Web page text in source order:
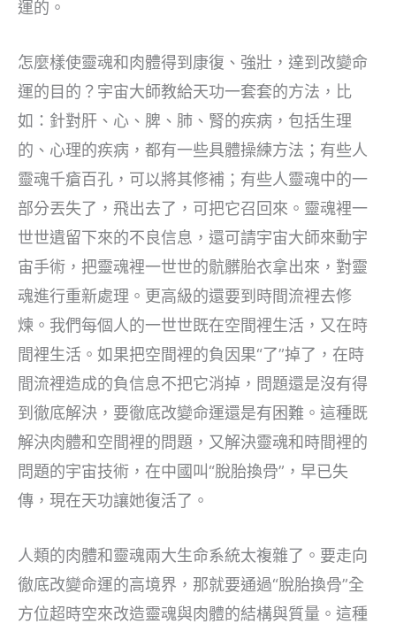
運的。
怎麼樣使靈魂和肉體得到康復、強壯，達到改變命
運的目的？宇宙大師教給天功一套套的方法，比
如：針對肝、心、脾、肺、腎的疾病，包括生理
的、心理的疾病，都有一些具體操練方法；有些人
靈魂千瘡百孔，可以將其修補；有些人靈魂中的一
部分丟失了，飛出去了，可把它召回來。靈魂裡一
世世遺留下來的不良信息，還可請宇宙大師來動宇
宙手術，把靈魂裡一世世的骯髒胎衣拿出來，對靈
魂進行重新處理。更高級的還要到時間流裡去修
煉。我們每個人的一世世既在空間裡生活，又在時
間裡生活。如果把空間裡的負因果“了”掉了，在時
間流裡造成的負信息不把它消掉，問題還是沒有得
到徹底解決，要徹底改變命運還是有困難。這種既
解決肉體和空間裡的問題，又解決靈魂和時間裡的
問題的宇宙技術，在中國叫“脫胎換骨”，早已失
傳，現在天功讓她復活了。
人類的肉體和靈魂兩大生命系統太複雜了。要走向
徹底改變命運的高境界，那就要通過“脫胎換骨”全
方位超時空來改造靈魂與肉體的結構與質量。這種